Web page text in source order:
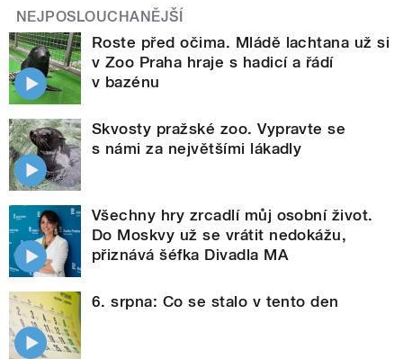
NEJPOSLOUCHANĚJŠÍ
Roste před očima. Mládě lachtana už si
v Zoo Praha hraje s hadicí a řádí
v bazénu
Skvosty pražské zoo. Vypravte se
s námi za největšími lákadly
Všechny hry zrcadlí můj osobní život.
Do Moskvy už se vrátit nedokážu,
přiznává šéfka Divadla MA
6. srpna: Co se stalo v tento den